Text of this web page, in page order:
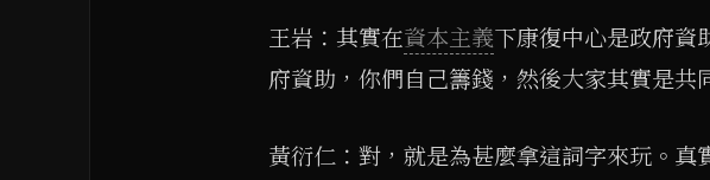
王岩：其實在資本主義下康復中心是政府資
府資助，你們自己籌錢，然後大家其實是共
黃衍仁：對，就是為甚麼拿這詞字來玩。